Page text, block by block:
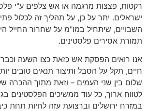
רקטות, פצצות מרגמה או אש צלפים ע"י
ישראלים. יתר על כן, על תהליך זה לכלול
השבויים, שיתחיל במו"מ על שחרור החייל
תמורת אסירים פלסטינים.
אנו רואים הפסקת אש כזאת כצו השעה
חיים, תקל על הסבל ותיצור תנאים טובים
שלום בין שני העמים – וזאת מתוך ההכרה
לטווח ארוך, כל עוד ממשיכים הפלסטינים
במזרח ירושלים וברצועת עזה לחיות תחת